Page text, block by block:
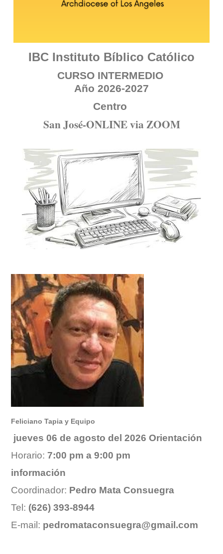
IBC Instituto Bíblico Católico
CURSO INTERMEDIO
Año 2026-2027
Centro
San José-ONLINE via ZOOM
Feliciano Tapia y Equipo
jueves 06de agosto del 2026 Orientación
Horario:7:00 pm a 9:00 pm
información
Coordinador: Pedro Mata Consuegra
Tel: (626) 393-8944
E-mail: pedromataconsuegra@gmail.com